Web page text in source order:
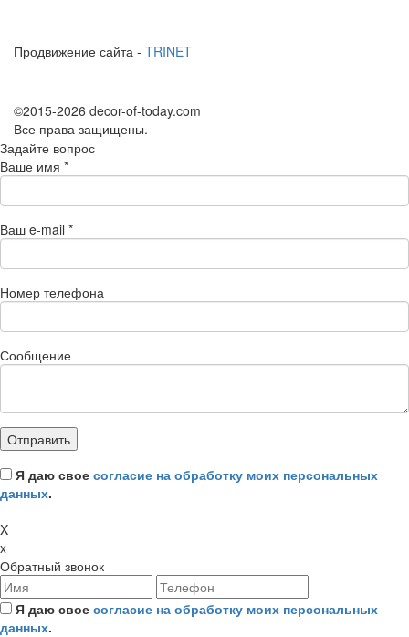
Продвижение сайта - TRINET
©2015-2026 decor-of-today.com
Все права защищены.
Задайте вопрос
Ваше имя *
Ваш e-mail *
Номер телефона
Сообщение
Я даю свое согласие на обработку моих персональных
данных.
X
x
Обратный звонок
Я даю свое согласие на обработку моих персональных
данных.